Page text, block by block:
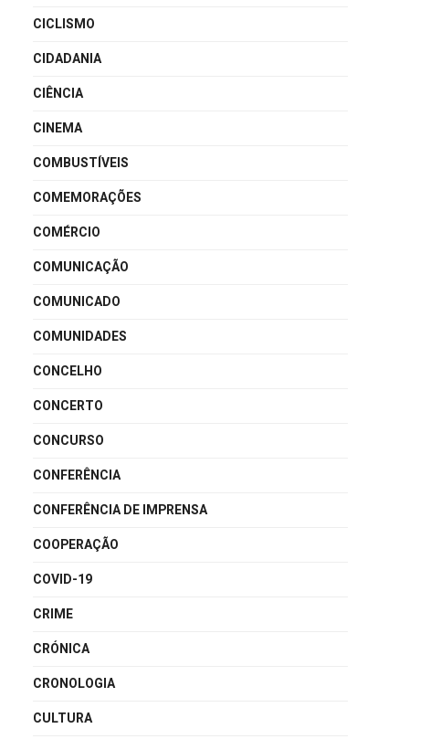
CICLISMO
CIDADANIA
CIÊNCIA
CINEMA
COMBUSTÍVEIS
COMEMORAÇÕES
COMÉRCIO
COMUNICAÇÃO
COMUNICADO
COMUNIDADES
CONCELHO
CONCERTO
CONCURSO
CONFERÊNCIA
CONFERÊNCIA DE IMPRENSA
COOPERAÇÃO
COVID-19
CRIME
CRÓNICA
CRONOLOGIA
CULTURA